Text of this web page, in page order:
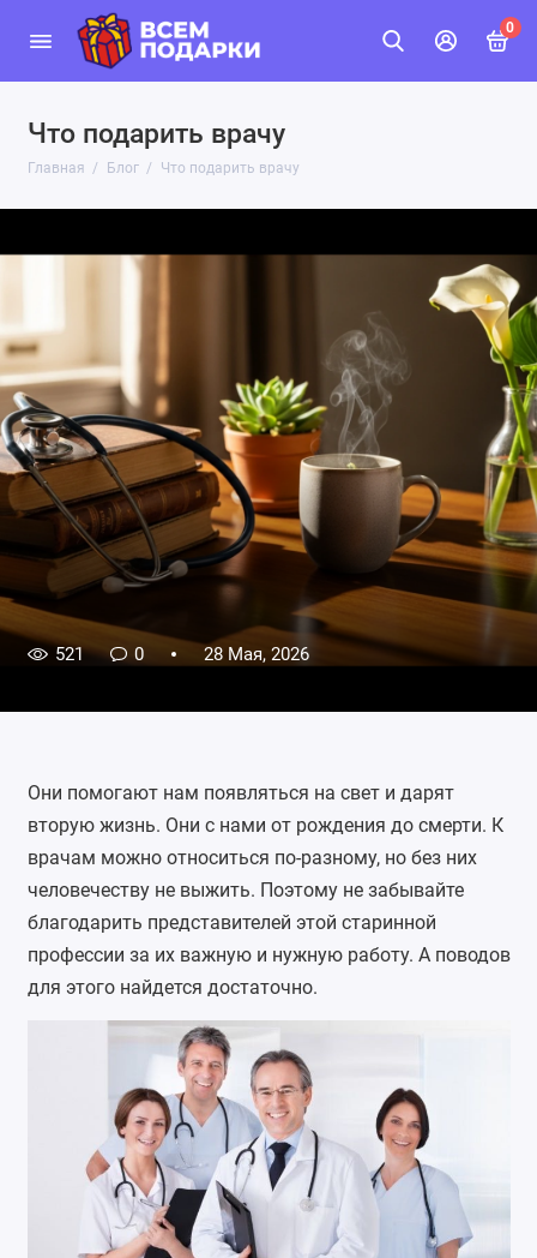
0
Что подарить врачу
Главная Блог Что подарить врачу
521 0 28 Мая, 2026
Они помогают нам появляться на свет и дарят
вторую жизнь. Они с нами от рождения до смерти. К
врачам можно относиться по-разному, но без них
человечеству не выжить. Поэтому не забывайте
благодарить представителей этой старинной
профессии за их важную и нужную работу. А поводов
для этого найдется достаточно.